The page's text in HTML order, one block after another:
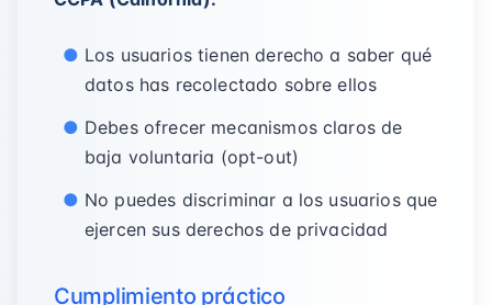
Los usuarios tienen derecho a saber qué
datos has recolectado sobre ellos
Debes ofrecer mecanismos claros de
baja voluntaria (opt-out)
No puedes discriminar a los usuarios que
ejercen sus derechos de privacidad
Cumplimiento práctico